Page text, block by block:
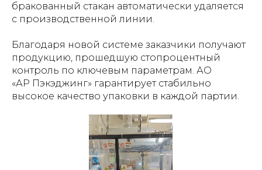
бракованный стакан автоматически удаляется
с производственной линии.
Благодаря новой системе заказчики получают
продукцию, прошедшую стопроцентный
контроль по ключевым параметрам. АО
«АР Пэкэджинг» гарантирует стабильно
высокое качество упаковки в каждой партии.